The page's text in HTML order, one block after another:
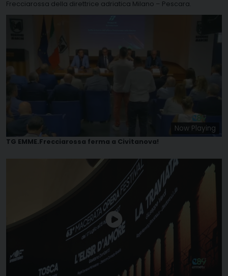
Frecciarossa della direttrice adriatica Milano – Pescara.
Now Playing
TG EMME.Frecciarossa ferma a Civitanova!